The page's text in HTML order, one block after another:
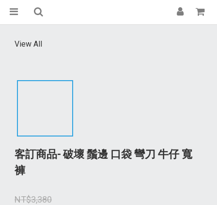
View All
客訂商品- 破壞 鬚邊 口袋 彎刀 牛仔 寬
褲
NT$3,380